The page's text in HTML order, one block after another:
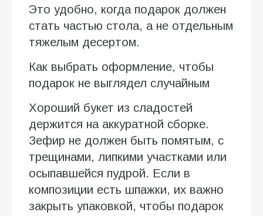
Это удобно, когда подарок должен
стать частью стола, а не отдельным
тяжелым десертом.
Как выбрать оформление, чтобы
подарок не выглядел случайным
Хороший букет из сладостей
держится на аккуратной сборке.
Зефир не должен быть помятым, с
трещинами, липкими участками или
осыпавшейся пудрой. Если в
композиции есть шпажки, их важно
закрыть упаковкой, чтобы подарок